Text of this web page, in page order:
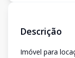
Descrição
Imóvel para